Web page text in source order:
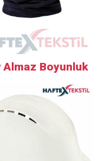
Almaz Boyunluk